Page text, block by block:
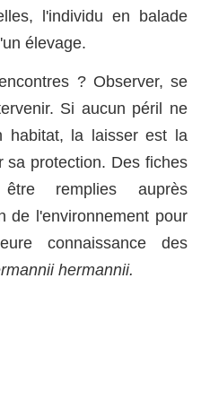
l'individu en balade
élevage.
? Observer, se
Si aucun péril ne
habitat, la laisser est la
sa protection. Des fiches
être remplies auprès
de l'environnement pour
connaissance des
hermannii.